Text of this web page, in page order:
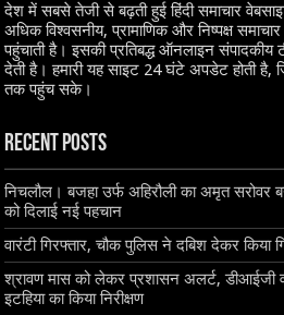
देश में सबसे तेजी से बढ़ती हुई हिंदी समाचार
अधिक विश्वसनीय, प्रामाणिक और निष्पक्ष
पहुंचाती है। इसकी प्रतिबद्ध ऑनलाइन
देती है। हमारी यह साइट 24 घंटे अपडेट होती है,
तक पहुंच सके।
Recent Posts
निचलौल। बजहा उर्फ अहिरौली का अमृत
को दिलाई नई पहचान
वारंटी गिरफ्तार, चौक पुलिस ने दबिश देकर किया
श्रावण मास को लेकर प्रशासन अलर्ट, डीआईजी
इटहिया का किया निरीक्षण